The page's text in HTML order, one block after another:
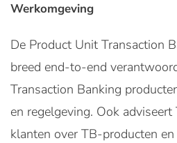
Werkomgeving
De Product Unit Transaction
breed end-to-end
Transaction Banking
en regelgeving. Ook
klanten over TB-producten